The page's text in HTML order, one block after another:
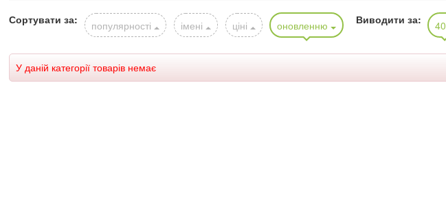
Сортувати за: популярності імені ціні оновленню Виводити за: 40
У даній категорії товарів немає